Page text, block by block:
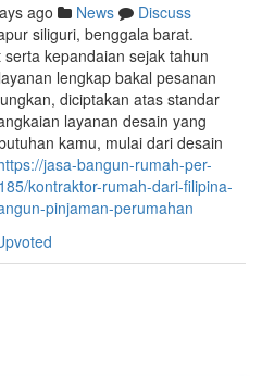
ago News
Discuss
siliguri, benggala barat.
kepandaian sejak tahun
lengkap bakal pesanan
diciptakan atas standar
layanan desain yang
kamu, mulai dari desain
jasa-bangun-rumah-per-
kontraktor-rumah-dari-filipina-
pinjaman-perumahan